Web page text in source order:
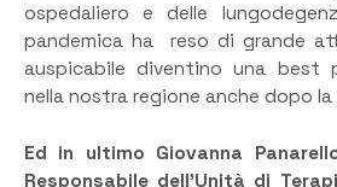
ospedaliero e delle
pandemica ha reso di grande
auspicabile diventino una best
nella nostra regione anche dopo
Ed in ultimo Giovanna
Responsabile dell’Unità di